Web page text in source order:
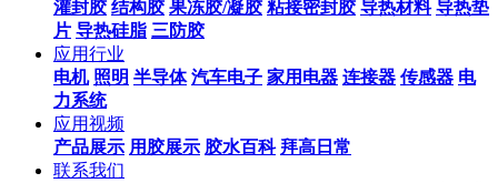
灌封胶 结构胶 果冻胶/凝胶 粘接密封胶 导热材料 导热垫
片 导热硅脂 三防胶
应用行业
电机 照明 半导体 汽车电子 家用电器 连接器 传感器 电
力系统
应用视频
产品展示 用胶展示 胶水百科 拜高日常
联系我们